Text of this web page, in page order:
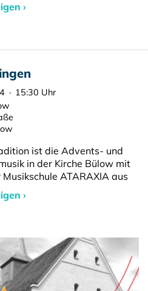
›
· 15:30 Uhr
ist die Advents- und
in der Kirche Bülow mit
Musikschule ATARAXIA aus
›